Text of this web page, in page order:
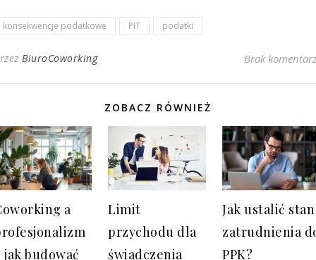
konsekwencje podatkowe PIT podatki
BiuroCoworking Brak
ZOBACZ RÓWNIEŻ
a
jak budować
Limit
przychodu dla
świadczenia
Jak ustalić stan
zatrudnienia
PPK?